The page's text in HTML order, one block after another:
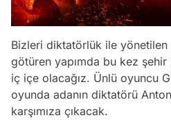
Bizleri diktatörlük ile
götüren yapımda bu kez şehir
iç içe olacağız. Ünlü oyuncu
oyunda adanın diktatörü
karşımıza çıkacak.